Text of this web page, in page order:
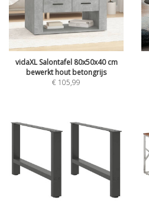
vidaXL Salontafel 80x50x40 cm
bewerkt hout betongrijs
€ 105,99